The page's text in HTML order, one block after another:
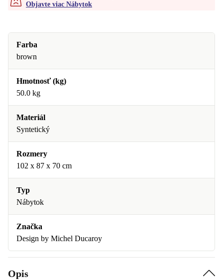
Objavte viac Nábytok
Farba
brown
Hmotnosť (kg)
50.0 kg
Materiál
Syntetický
Rozmery
102 x 87 x 70 cm
Typ
Nábytok
Značka
Design by Michel Ducaroy
Opis